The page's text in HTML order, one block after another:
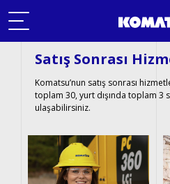
Komatsu
Ürünler (YENİ)
Sektörel Çözümler
Satış Sonrası
Komatsu’nun satış sonrası
toplam 30, yurt dışında toplam 3
ulaşabilirsiniz.